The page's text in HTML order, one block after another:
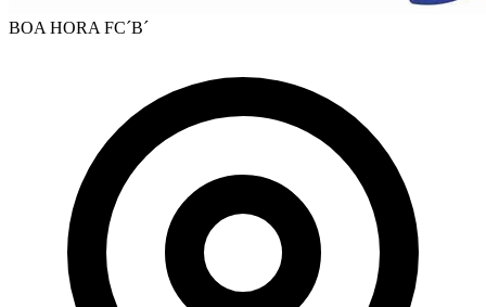
BOA HORA FC´B´